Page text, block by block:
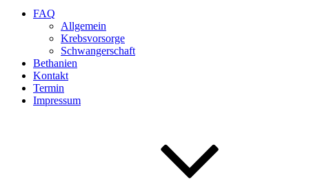
FAQ
Allgemein
Krebsvorsorge
Schwangerschaft
Bethanien
Kontakt
Termin
Impressum